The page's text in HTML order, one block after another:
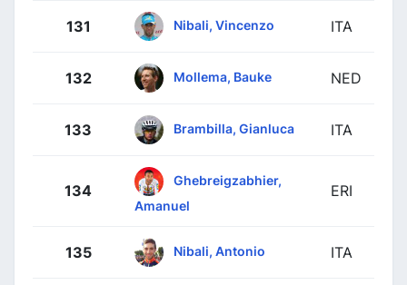
131 Nibali, Vincenzo ITA
132 Mollema, Bauke NED
133 Brambilla, Gianluca ITA
134
Ghebreigzabhier,
Amanuel
ERI
135 Nibali, Antonio ITA